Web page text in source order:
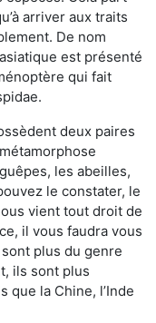
arriver aux traits
De nom
est présenté
qui fait
deux paires
les abeilles,
le constater, le
vient tout droit de
il vous faudra vous
plus du genre
ils sont plus
que la Chine, l’Inde